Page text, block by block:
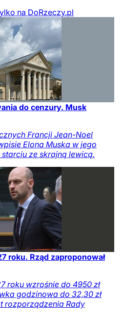
na DoRzeczy.pl
do cenzury. Musk
Francji Jean-Noel
Elona Muska w jego
ze skrajną lewicą.
roku. Rząd zaproponował
roku wzrośnie do 4950 zł
godzinowa do 32,30 zł
rozporządzenia Rady